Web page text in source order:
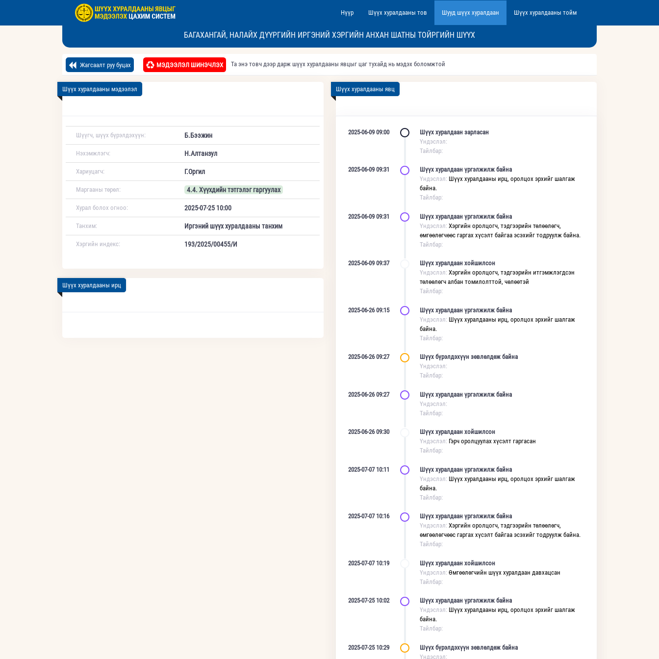
Нүүр Шүүх хуралдааны тов Шууд шүүх хуралдаан Шүүх хуралдааны тойм
БАГАХАНГАЙ, НАЛАЙХ ДҮҮРГИЙН ИРГЭНИЙ ХЭРГИЙН АНХАН ШАТНЫ ТОЙРГИЙН ШҮҮХ
Жагсаалт руу буцах МЭДЭЭЛЭЛ ШИНЭЧЛЭХ Та энэ товч дээр дарж шүүх хуралдааны явцыг цаг тухайд нь мэдэх боломжтой
Шүүх хуралдааны мэдээлэл
Шүүгч, шүүх бүрэлдэхүүн: Б.Бээжин
Нэхэмжлэгч: Н.Алтанзул
Хариуцагч: Г.Оргил
Маргааны төрөл: 4.4. Хүүхдийн тэтгэлэг гаргуулах
Хурал болох огноо: 2025-07-25 10:00
Танхим: Иргэний шүүх хуралдааны танхим
Хэргийн индекс: 193/2025/00455/И
Шүүх хуралдааны ирц
Шүүх хуралдааны явц
2025-06-09 09:00
Шүүх хуралдаан зарласан
Үндэслэл:
Тайлбар:
2025-06-09 09:31
Шүүх хуралдаан үргэлжилж байна
Үндэслэл: Шүүх хуралдааны ирц, оролцох эрхийг шалгаж
байна.
Тайлбар:
2025-06-09 09:31
Шүүх хуралдаан үргэлжилж байна
Үндэслэл: Хэргийн оролцогч, тэдгээрийн төлөөлөгч,
өмгөөлөгчөөс гаргах хүсэлт байгаа эсэхийг тодруулж байна.
Тайлбар:
2025-06-09 09:37
Шүүх хуралдаан хойшилсон
Үндэслэл: Хэргийн оролцогч, тэдгээрийн итгэмжлэгдсэн
төлөөлөгч албан томилолттой, чөлөөтэй
Тайлбар:
2025-06-26 09:15
Шүүх хуралдаан үргэлжилж байна
Үндэслэл: Шүүх хуралдааны ирц, оролцох эрхийг шалгаж
байна.
Тайлбар:
2025-06-26 09:27
Шүүх бүрэлдэхүүн зөвлөлдөж байна
Үндэслэл:
Тайлбар:
2025-06-26 09:27
Шүүх хуралдаан үргэлжилж байна
Үндэслэл:
Тайлбар:
2025-06-26 09:30
Шүүх хуралдаан хойшилсон
Үндэслэл: Гэрч оролцуулах хүсэлт гаргасан
Тайлбар:
2025-07-07 10:11
Шүүх хуралдаан үргэлжилж байна
Үндэслэл: Шүүх хуралдааны ирц, оролцох эрхийг шалгаж
байна.
Тайлбар:
2025-07-07 10:16
Шүүх хуралдаан үргэлжилж байна
Үндэслэл: Хэргийн оролцогч, тэдгээрийн төлөөлөгч,
өмгөөлөгчөөс гаргах хүсэлт байгаа эсэхийг тодруулж байна.
Тайлбар:
2025-07-07 10:19
Шүүх хуралдаан хойшилсон
Үндэслэл: Өмгөөлөгчийн шүүх хуралдаан давхацсан
Тайлбар:
2025-07-25 10:02
Шүүх хуралдаан үргэлжилж байна
Үндэслэл: Шүүх хуралдааны ирц, оролцох эрхийг шалгаж
байна.
Тайлбар:
2025-07-25 10:29
Шүүх бүрэлдэхүүн зөвлөлдөж байна
Үндэслэл: